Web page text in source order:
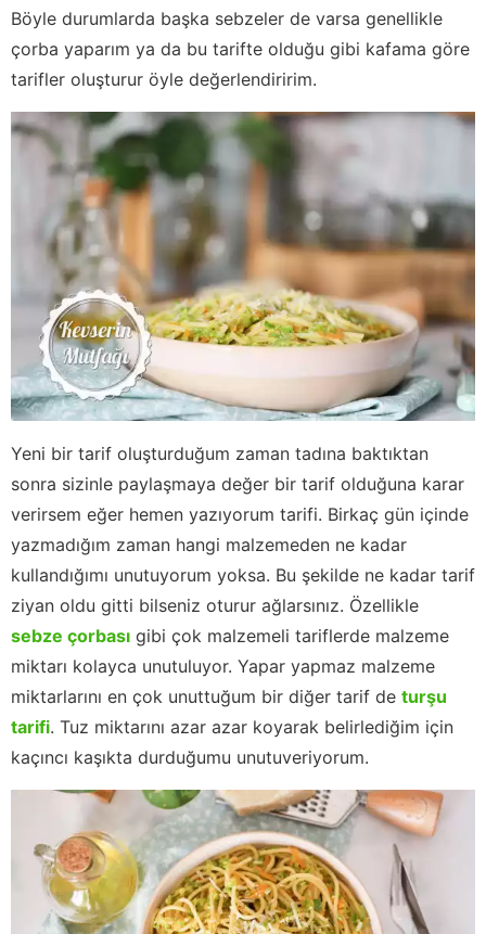
Böyle durumlarda başka sebzeler de varsa genellikle
çorba yaparım ya da bu tarifte olduğu gibi kafama göre
tarifler oluşturur öyle değerlendiririm.
Yeni bir tarif oluşturduğum zaman tadına baktıktan
sonra sizinle paylaşmaya değer bir tarif olduğuna karar
verirsem eğer hemen yazıyorum tarifi. Birkaç gün içinde
yazmadığım zaman hangi malzemeden ne kadar
kullandığımı unutuyorum yoksa. Bu şekilde ne kadar tarif
ziyan oldu gitti bilseniz oturur ağlarsınız. Özellikle
sebze çorbası gibi çok malzemeli tariflerde malzeme
miktarı kolayca unutuluyor. Yapar yapmaz malzeme
miktarlarını en çok unuttuğum bir diğer tarif de turşu
tarifi. Tuz miktarını azar azar koyarak belirlediğim için
kaçıncı kaşıkta durduğumu unutuveriyorum.